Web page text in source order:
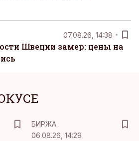
07.08.26, 14:38
Швеции замер: цены на
БИРЖА
06.08.26, 14:29